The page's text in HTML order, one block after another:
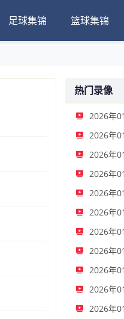
足球集锦 篮球集锦
热门录像